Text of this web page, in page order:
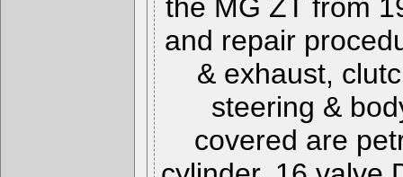
the MG ZT from
and repair
& exhaust,
steering &
covered are